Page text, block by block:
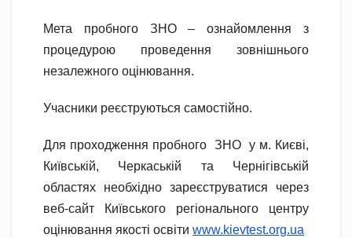
Мета пробного ЗНО – ознайомлення з
процедурою проведення зовнішнього
незалежного оцінювання.
Учасники реєструються самостійно.
Для проходження пробного ЗНО у м. Києві,
Київській, Черкаській та Чернігівській
областях необхідно зареєструватися через
веб-сайт Київського регіонального центру
оцінювання якості освіти www.kievtest.org.ua